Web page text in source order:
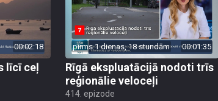
00:02:18
līcī ceļ
pirms 1 dienas, 18 stundām 00:01:35
Rīgā ekspluatācijā nodoti trīs
reģionālie veloceļi
414. epizode